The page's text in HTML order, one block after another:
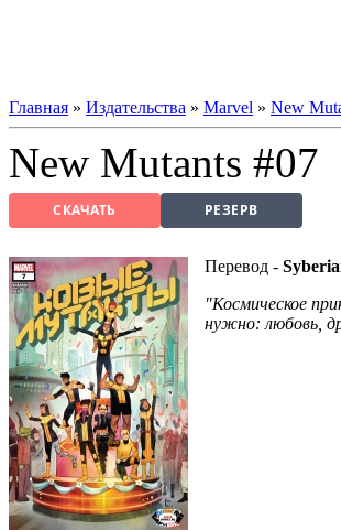
Главная » Издательства » Marvel » New
New Mutants #07
СКАЧАТЬ РЕЗЕРВ
Перевод -
"Космическое
нужно: любовь,